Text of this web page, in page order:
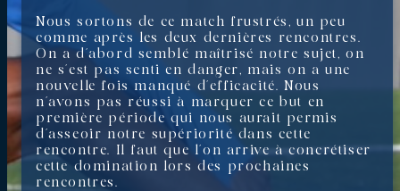
Nous sortons de ce match frustrés, un peu
comme après les deux dernières rencontres.
On a d’abord semblé maîtrisé notre sujet, on
ne s’est pas senti en danger, mais on a une
nouvelle fois manqué d’efficacité. Nous
n’avons pas réussi à marquer ce but en
première période qui nous aurait permis
d’asseoir notre supériorité dans cette
rencontre. Il faut que l’on arrive à concrétiser
cette domination lors des prochaines
rencontres.